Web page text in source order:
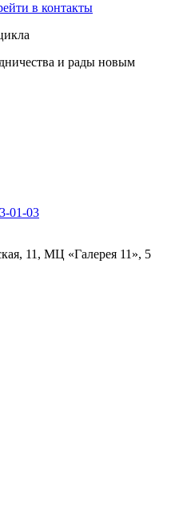
в контакты
и рады новым
01-03
11, МЦ «Галерея 11», 5